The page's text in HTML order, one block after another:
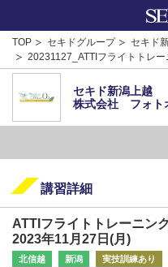
TOP セキドグループ セキド
20231127_ATTIフライトトレ
セキド新潟上越
株式会社 フォト
講習詳細
ATTIフライトトレーニン
2023年11月27日(月)
北信越 新潟 実技訓練あり